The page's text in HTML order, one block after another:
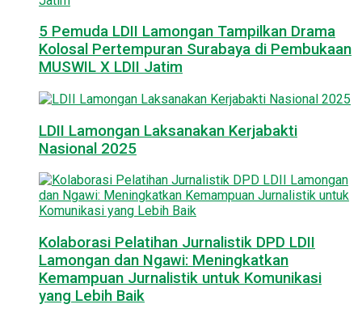
5 Pemuda LDII Lamongan Tampilkan Drama
Kolosal Pertempuran Surabaya di Pembukaan
MUSWIL X LDII Jatim
LDII Lamongan Laksanakan Kerjabakti
Nasional 2025
Kolaborasi Pelatihan Jurnalistik DPD LDII
Lamongan dan Ngawi: Meningkatkan
Kemampuan Jurnalistik untuk Komunikasi
yang Lebih Baik